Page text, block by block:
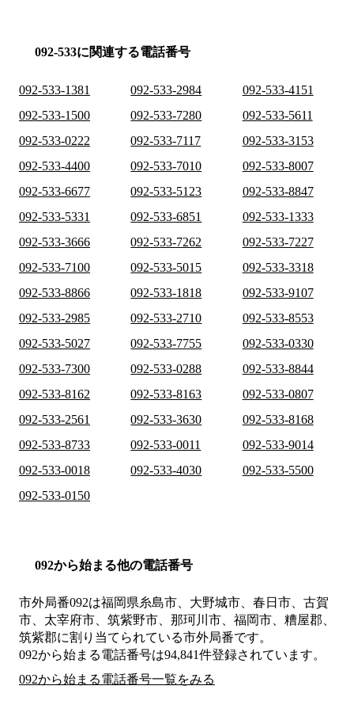
092-533に関連する電話番号
092-533-1381 092-533-2984
092-533-4151
092-533-1500
092-533-7280
092-533-5611
092-533-0222
092-533-7117
092-533-3153
092-533-4400
092-533-7010
092-533-8007
092-533-6677
092-533-5123
092-533-8847
092-533-5331
092-533-6851
092-533-1333
092-533-3666
092-533-7262
092-533-7227
092-533-7100
092-533-5015
092-533-3318
092-533-8866
092-533-1818
092-533-9107
092-533-2985
092-533-2710
092-533-8553
092-533-5027
092-533-7755
092-533-0330
092-533-7300
092-533-0288
092-533-8844
092-533-8162
092-533-8163
092-533-0807
092-533-2561
092-533-3630
092-533-8168
092-533-8733
092-533-0011
092-533-9014
092-533-0018
092-533-4030
092-533-5500
092-533-0150
092から始まる他の電話番号
市外局番092は福岡県糸島市、大野城市、春日市、古賀
市、太宰府市、筑紫野市、那珂川市、福岡市、糟屋郡、
筑紫郡に割り当てられている市外局番です。
092から始まる電話番号は94,841件登録されています。
092から始まる電話番号一覧をみる